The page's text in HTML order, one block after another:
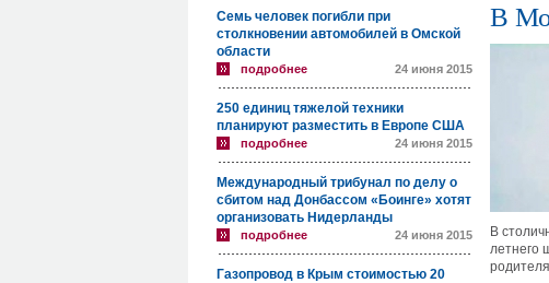
Семь человек погибли при
столкновении автомобилей в Омской
области
подробнее 24 июня 2015
250 единиц тяжелой техники
планируют разместить в Европе США
подробнее 24 июня 2015
Международный трибунал по делу о
сбитом над Донбассом «Боинге» хотят
организовать Нидерланды
подробнее 24 июня 2015
Газопровод в Крым стоимостью 20
В
В
летнего